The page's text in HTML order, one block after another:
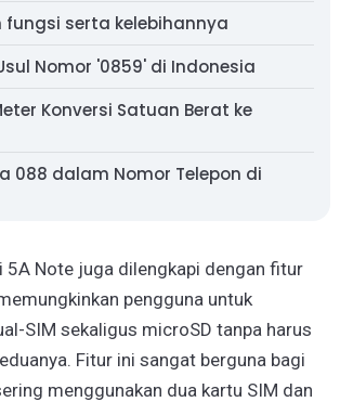
fungsi serta kelebihannya
Nomor '0859' di Indonesia
Konversi Satuan Berat ke
088 dalam Nomor Telepon di
5A Note juga dilengkapi dengan fitur
pengguna untuk
SIM sekaligus microSD tanpa harus
Fitur ini sangat berguna bagi
menggunakan dua kartu SIM dan